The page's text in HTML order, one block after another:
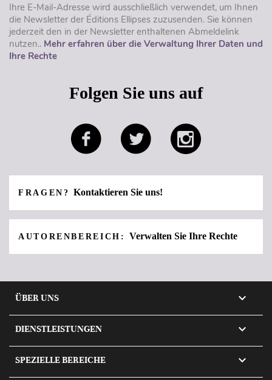
Ihre E-Mail-Adresse wird ausschließlich verwendet, um Ihnen
die Newsletter der Éditions Ellipses zuzusenden. Sie können
jederzeit den in der Newsletter enthaltenen Abmeldelink
nutzen.. Mehr erfahren über die Verwaltung Ihrer Daten und
Ihre Rechte
Folgen Sie uns auf
FRAGEN?Kontaktieren Sie uns!
AUTORENBEREICH:Verwalten Sie Ihre Rechte
ÜBER UNS 
DIENSTLEISTUNGEN 
SPEZIELLE BEREICHE 